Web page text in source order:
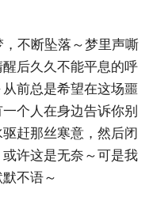
不断坠落～梦里声嘶
后久久不能平息的呼
前总是希望在这场噩
个人在身边告诉你别
赶那丝寒意，然后闭
许这是无奈～可是我
不语～